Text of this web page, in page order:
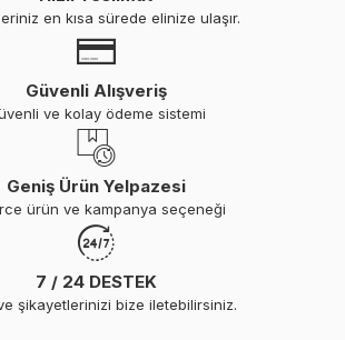
en kısa sürede elinize ulaşır.
Güvenli Alışveriş
ve kolay ödeme sistemi
Geniş Ürün Yelpazesi
ürün ve kampanya seçeneği
7 / 24 DESTEK
şikayetlerinizi bize iletebilirsiniz.